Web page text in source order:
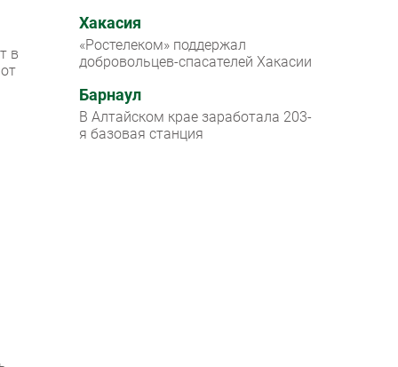
в
Хакасия
«Ростелеком» поддержал
добровольцев-спасателей Хакасии
Барнаул
В Алтайском крае заработала 203-
я базовая станция